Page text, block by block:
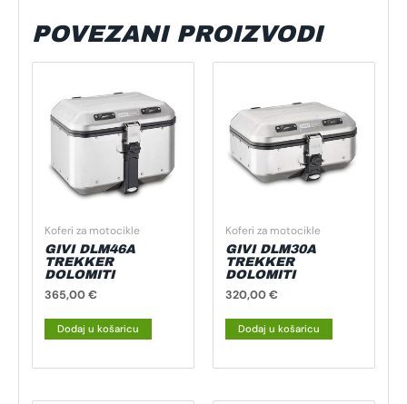
POVEZANI PROIZVODI
Koferi za motocikle
GIVI DLM46A
TREKKER
DOLOMITI
365,00€
Dodaj u košaricu
Koferi za motocikle
GIVI DLM30A
TREKKER
DOLOMITI
320,00€
Dodaj u košaricu